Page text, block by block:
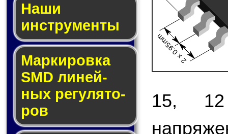
Наши
инструменты
Маркировка
SMD ли­ней­
ных ре­гу­ля­то­
ров
2 x 0.95mm
15,